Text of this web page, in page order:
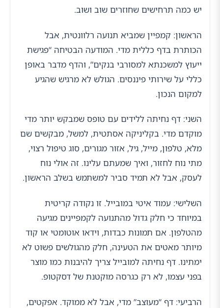
יש כמה תרחישים שחוזרים שוב ושוב.
הראשון: קמפיין שמביא תנועה רלוונטית, אבל
הכותרת בדף כללית מדי. המודעה הבטיחה “פגישת
ייעוץ למשכנתא למסורבי בנקים”, והדף מדבר באופן
כללי על שירותי פיננסים. הגולש לא מרגיש שהגיע
למקום הנכון.
השני: דף נחיתה ללידים עם טופס שמבקש יותר מדי
מוקדם מדי. בקליניקה אסתטית, למשל, מבקשים שם
מלא, טלפון, מייל, גיל, אזור מגורים, סוג טיפול רצוי,
מתי נוח לחזור, ואיך שמעתם עלינו. זה אולי נוח
לעסק, אבל לא תמיד סביר למשתמש בשלב הראשון.
השלישי: עמוד איטי במובייל. זו נקודה קריטית
במיוחד כי חלק גדול מהתנועה לקמפיינים מגיעה
מהטלפון. אם תמונות כבדות, וידאו אוטומטי או קוד
מיותר מאטים את הטעינה, חלק מהגולשים פשוט לא
ימתינו. דף נחיתה למובייל צריך להיבנות כמו מוצר
בפני עצמו, לא רק כגרסה מוקטנת של דסקטופ.
הרביעי: דף “מעוצב” מדי, אבל לא ממוקד. אפקטים,